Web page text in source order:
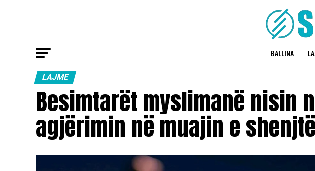
BALLINA
LAJME
Besimtarët myslimanë nisin
agjërimin në muajin e